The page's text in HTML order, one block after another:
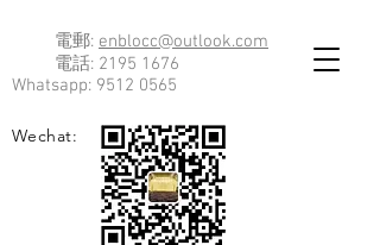
電郵: enblocc@outlook.com
電話: 2195 1676
Whatsapp: 9512 0565
Wechat: